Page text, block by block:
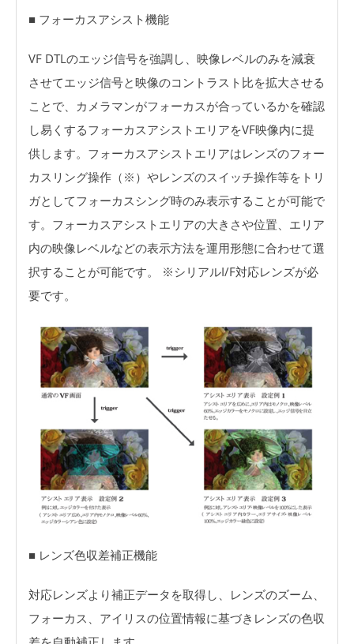
■ フォーカスアシスト機能
VF DTLのエッジ信号を強調し、映像レベルのみを減衰
させてエッジ信号と映像のコントラスト比を拡大させる
ことで、カメラマンがフォーカスが合っているかを確認
し易くするフォーカスアシストエリアをVF映像内に提
供します。フォーカスアシストエリアはレンズのフォー
カスリング操作（※）やレンズのスイッチ操作等をトリ
ガとしてフォーカスシング時のみ表示することが可能で
す。フォーカスアシストエリアの大きさや位置、エリア
内の映像レベルなどの表示方法を運用形態に合わせて選
択することが可能です。 ※シリアルI/F対応レンズが必
要です。
■ レンズ色収差補正機能
対応レンズより補正データを取得し、レンズのズーム、
フォーカス、アイリスの位置情報に基づきレンズの色収